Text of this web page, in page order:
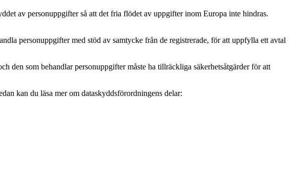
av personuppgifter så att det fria flödet av uppgifter inom Europa inte hindras.
personuppgifter med stöd av samtycke från de registrerade, för att uppfylla ett avtal
den som behandlar personuppgifter måste ha tillräckliga säkerhetsåtgärder för att
kan du läsa mer om dataskyddsförordningens delar: